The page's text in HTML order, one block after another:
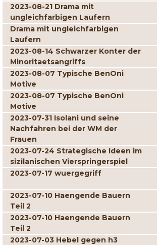
2023-08-21 Drama mit
ungleichfarbigen Laufern
Drama mit ungleichfarbigen
Laufern
2023-08-14 Schwarzer Konter der
Minoritaetsangriffs
2023-08-07 Typische BenOni
Motive
2023-08-07 Typische BenOni
Motive
2023-07-31 Isolani und seine
Nachfahren bei der WM der
Frauen
2023-07-24 Strategische Ideen im
sizilanischen Vierspringerspiel
2023-07-17 wuergegriff
2023-07-10 Haengende Bauern
Teil 2
2023-07-10 Haengende Bauern
Teil 2
2023-07-03 Hebel gegen h3